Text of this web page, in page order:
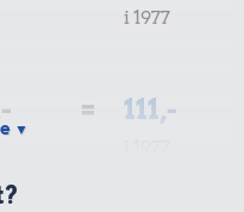
4,56 kr.
i 1977
= 111,-
▼